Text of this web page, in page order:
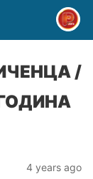
/
4 years ago